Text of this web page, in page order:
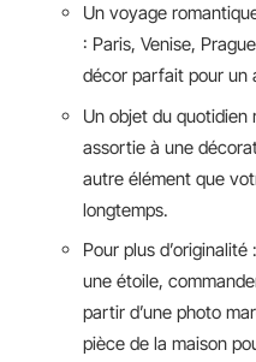
Un voyage
: Paris, Venise,
décor parfait pour un
Un objet du quotidien
assortie à une
autre élément que
longtemps.
Pour plus
une étoile,
partir d’une photo
pièce de la maison